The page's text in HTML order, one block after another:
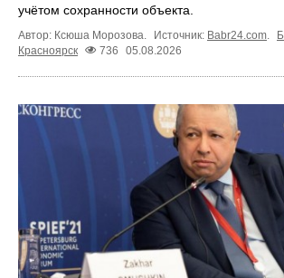
учётом сохранности объекта.
Автор: Ксюша Морозова. Источник: Babr24.com
Красноярск
736 05.08.2026